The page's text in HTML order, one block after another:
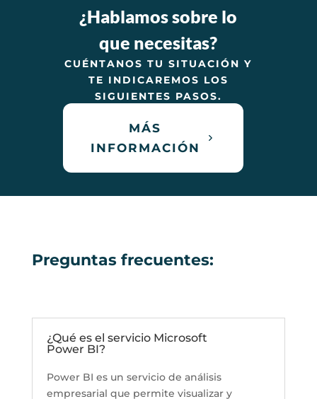
¿Hablamos sobre lo
que necesitas?
CUÉNTANOS TU SITUACIÓN Y
TE INDICAREMOS LOS
SIGUIENTES PASOS.
MÁS
INFORMACIÓN
Preguntas frecuentes:
¿Qué es el servicio Microsoft
Power BI?
Power BI es un servicio de análisis
empresarial que permite visualizar y